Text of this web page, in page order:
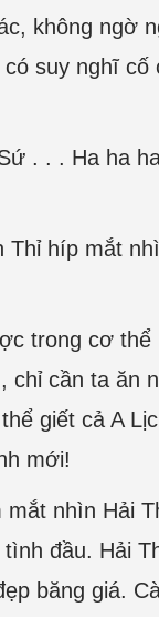
không ngờ
suy nghĩ cố
. . . Ha ha
Thỉ híp mắt
trong cơ
chỉ cần ta ăn
giết cả A
mới!
nhìn Hải
đầu. Hải
băng giá.